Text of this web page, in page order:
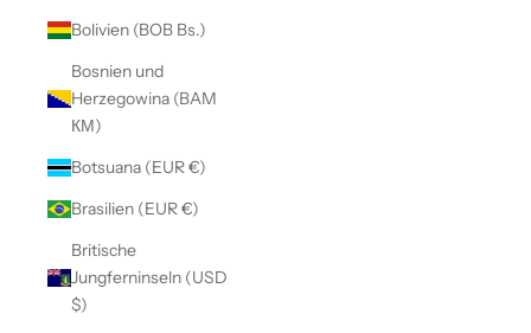
Bolivien (BOB Bs.)
Bosnien und
Herzegowina (BAM
КМ)
Botsuana (EUR €)
Brasilien (EUR €)
Britische
Jungferninseln (USD
$)